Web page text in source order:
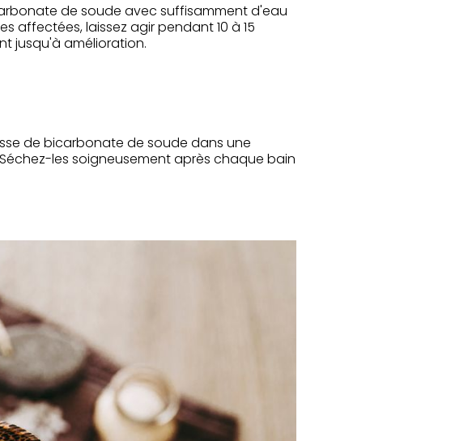
de soude avec suffisamment d'eau
affectées, laissez agir pendant 10 à 15
jusqu'à amélioration.
de bicarbonate de soude dans une
les soigneusement après chaque bain